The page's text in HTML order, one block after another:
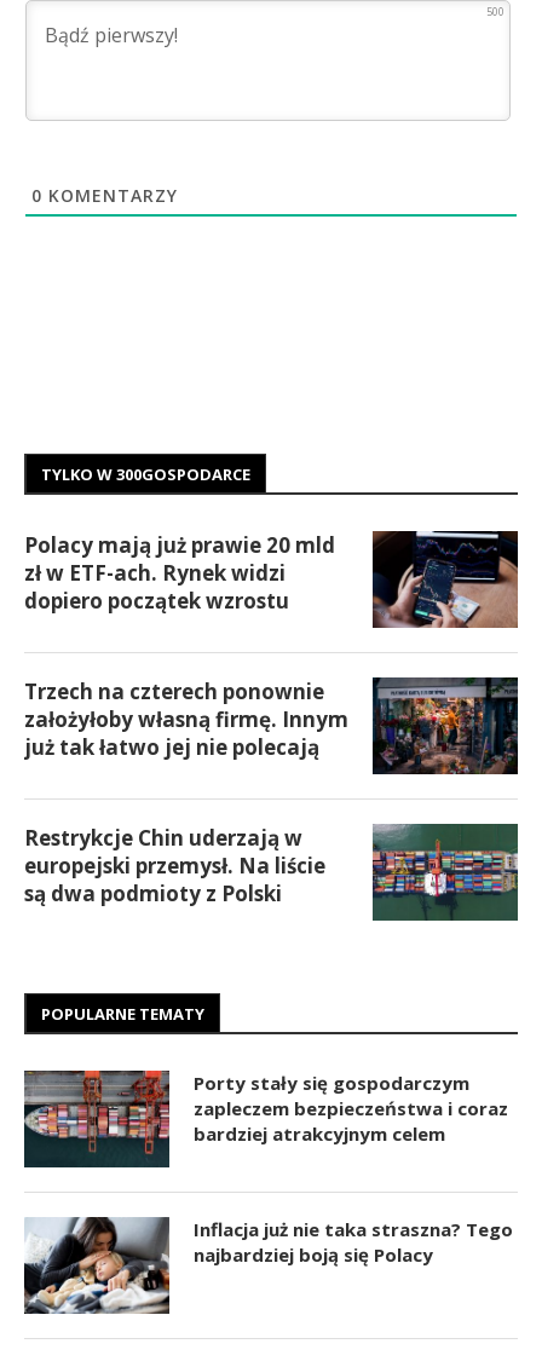
500
0 KOMENTARZY
TYLKO W 300GOSPODARCE
Polacy mają już prawie 20 mld
zł w ETF-ach. Rynek widzi
dopiero początek wzrostu
Trzech na czterech ponownie
założyłoby własną firmę. Innym
już tak łatwo jej nie polecają
Restrykcje Chin uderzają w
europejski przemysł. Na liście
są dwa podmioty z Polski
POPULARNE TEMATY
Porty stały się gospodarczym
zapleczem bezpieczeństwa i coraz
bardziej atrakcyjnym celem
Inflacja już nie taka straszna? Tego
najbardziej boją się Polacy